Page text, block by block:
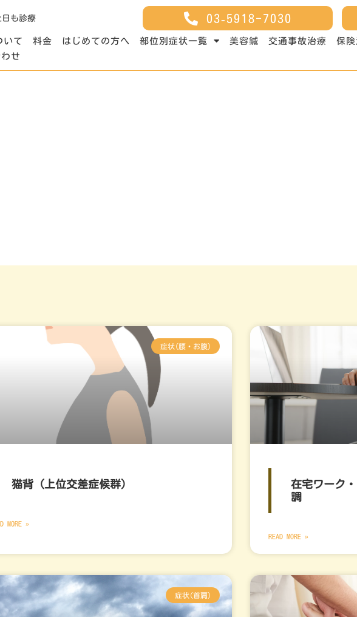
も診療 03‐5918-7030
いて 料金 はじめての方へ 部位別症状一覧 美容鍼 交通事故治療 保
せ
症状(腰・お腹)
猫背（上位交差症候群）
MORE »
在宅ワーク
調
READ MORE »
症状(首肩)